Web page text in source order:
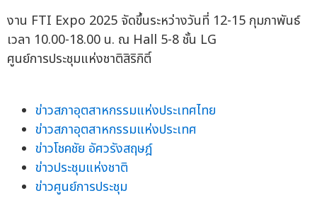
งาน FTI Expo 2025 จัดขึ้นระหว่างวันที่ 12-15 กุมภาพันธ์
เวลา 10.00-18.00 น. ณ Hall 5-8 ชั้น LG
ศูนย์การประชุมแห่งชาติสิริกิติ์
ข่าวสภาอุตสาหกรรมแห่งประเทศไทย
ข่าวสภาอุตสาหกรรมแห่งประเทศ
ข่าวโชคชัย อัศวรังสฤษฎ์
ข่าวประชุมแห่งชาติ
ข่าวศูนย์การประชุม